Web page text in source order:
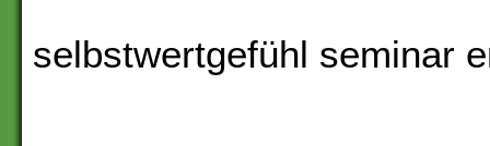
selbstwertgefühl seminar